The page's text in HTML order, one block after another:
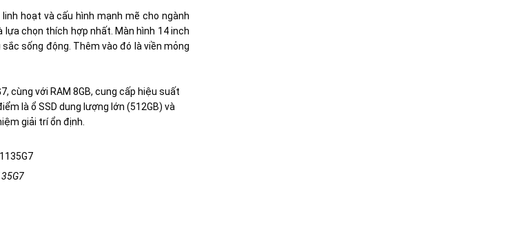
hoạt và cấu hình mạnh mẽ cho ngành
lựa chọn thích hợp nhất. Màn hình 14 inch
sống động. Thêm vào đó là viền mỏng
cùng với RAM 8GB, cung cấp hiệu suất
là ổ SSD dung lượng lớn (512GB) và
giải trí ổn định.